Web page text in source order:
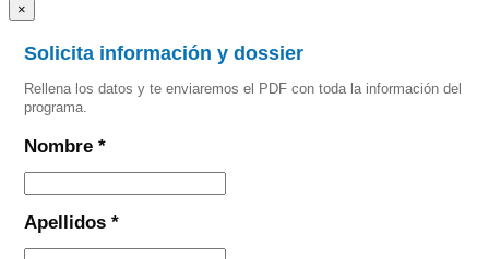
×
Solicita información y dossier
Rellena los datos y te enviaremos el PDF con toda la información del
programa.
Nombre *
Apellidos *